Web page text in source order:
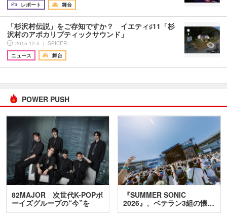
レポート
舞台
「杉沢村伝説」をご存知ですか？ イエティ♯11「杉
沢村のアポカリプティックサウンド」
2015.12.5 ｜ SPICER
ニュース
舞台
POWER PUSH
82MAJOR 次世代K-POPボ
ーイズグループの“今”を
訊…
『SUMMER SONIC
2026』、ベテラン3組の懐…